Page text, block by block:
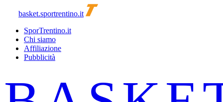
basket.sportrentino.it
SporTrentino.it
Chi siamo
Affiliazione
Pubblicità